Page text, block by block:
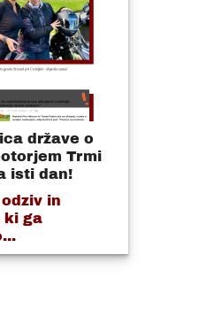
države o
Trmi
isti dan!
in
ki ga